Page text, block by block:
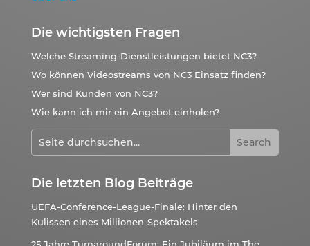
Die wichtigsten Fragen
Welche Streaming-Dienstleistungen bietet NC3?
Wo können Videostreams von NC3 Einsatz finden?
Wer sind Kunden von NC3?
Wie kann ich mir ein Angebot einholen?
Die letzten Blog Beiträge
UEFA-Conference-League-Finale: Hinter den
Kulissen eines Millionen-Spektakels